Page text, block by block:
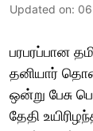
Updated on:
பரபரப்பான
தனியார்
ஒன்று பேசு
தேதி